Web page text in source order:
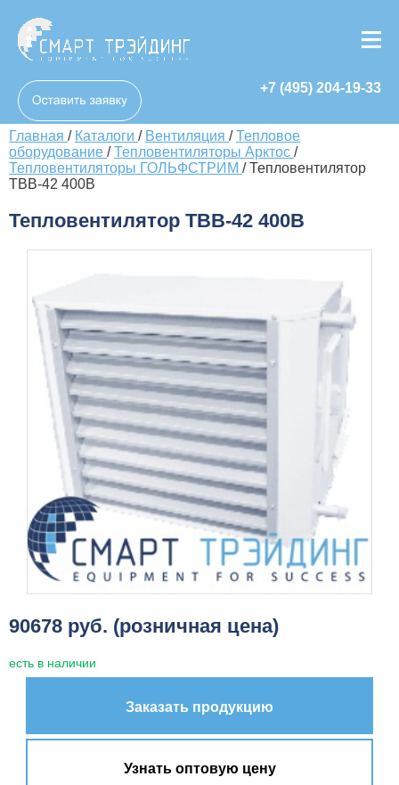
+7 (495) 204-19-33
Главная / Каталоги / Вентиляция /Тепловое
оборудование /Тепловентиляторы Арктос /
Тепловентиляторы ГОЛЬФСТРИМ /Тепловентилятор
ТВВ-42 400В
Тепловентилятор ТВВ-42 400В
90678 руб. (розничная цена)
есть в наличии
Заказать продукцию
Узнать оптовую цену